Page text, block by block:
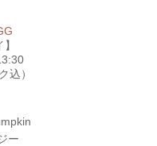
込）
ー